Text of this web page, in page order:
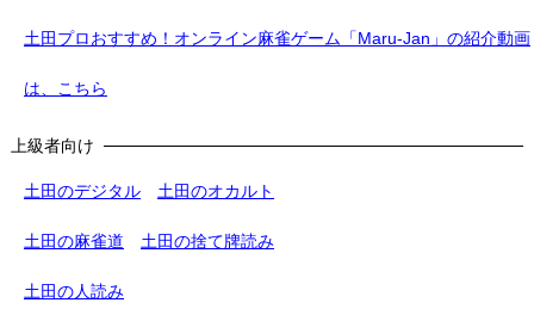
土田プロおすすめ！オンライン麻雀ゲーム「Maru-Jan」の紹介動画
は、こちら
上級者向け
土田のデジタル 土田のオカルト
土田の麻雀道 土田の捨て牌読み
土田の人読み